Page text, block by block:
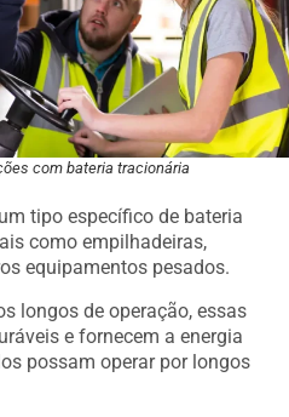
com bateria tracionária
tipo específico de bateria
como empilhadeiras,
equipamentos pesados.
longos de operação, essas
e fornecem a energia
possam operar por longos